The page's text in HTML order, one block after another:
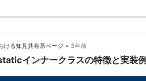
ける知見共有系ページ • 3年前
インナークラスの特徴と実装例